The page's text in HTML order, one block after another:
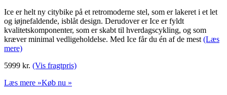
Ice er helt ny citybike på et retromoderne stel, som er lakeret i et let
og iøjnefaldende, isblåt design. Derudover er Ice er fyldt
kvalitetskomponenter, som er skabt til hverdagscykling, og som
kræver minimal vedligeholdelse. Med Ice får du én af de mest (Læs
mere)
5999 kr. (Vis fragtpris)
Læs mere »Køb nu »